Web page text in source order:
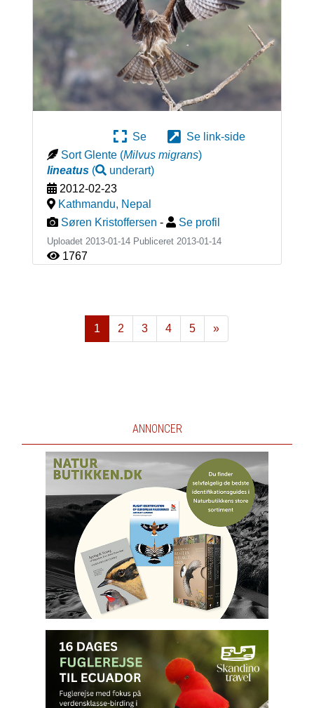
Se
Se link-side
Sort Glente (Milvus migrans)
lineatus( underart)
2012-02-23
Kathmandu, Nepal
Søren Kristoffersen - Se profil
Uploadet 2013-01-14 Publiceret 2013-01-14
1767
1 2 3 4 5
»
Næste
ANNONCER